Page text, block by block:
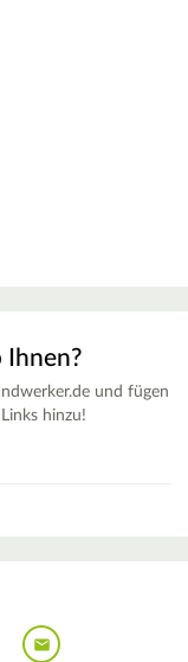
Ihnen?
und fügen
hinzu!